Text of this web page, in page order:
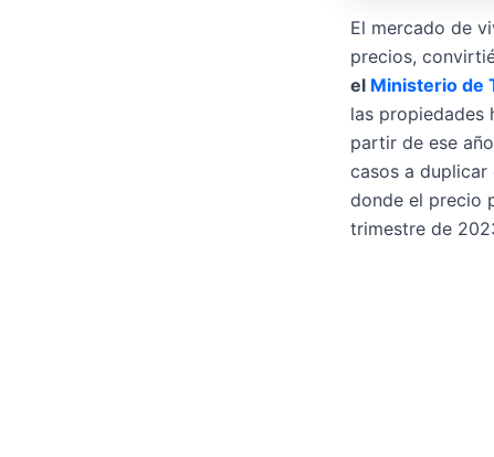
El mercado de
precios,
el Ministerio de
las propiedades
partir de ese
casos a duplicar
donde el precio
trimestre de